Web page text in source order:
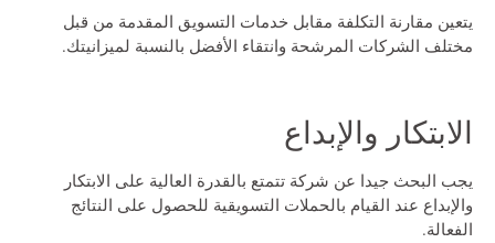
يتعين مقارنة التكلفة مقابل خدمات التسويق المقدمة من قبل
مختلف الشركات المرشحة وانتقاء الأفضل بالنسبة لميزانيتك.
الابتكار والإبداع
يجب البحث جيدا عن شركة تتمتع بالقدرة العالية على الابتكار
والإبداع عند القيام بالحملات التسويقية للحصول على النتائج
الفعالة.